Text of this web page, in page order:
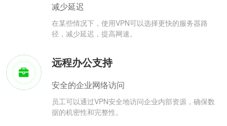
减少延迟
在某些情况下，使用VPN可以选择更快的服务器路
径，减少延迟，提高网速。
远程办公支持
安全的企业网络访问
员工可以通过VPN安全地访问企业内部资源，确保数
据的机密性和完整性。